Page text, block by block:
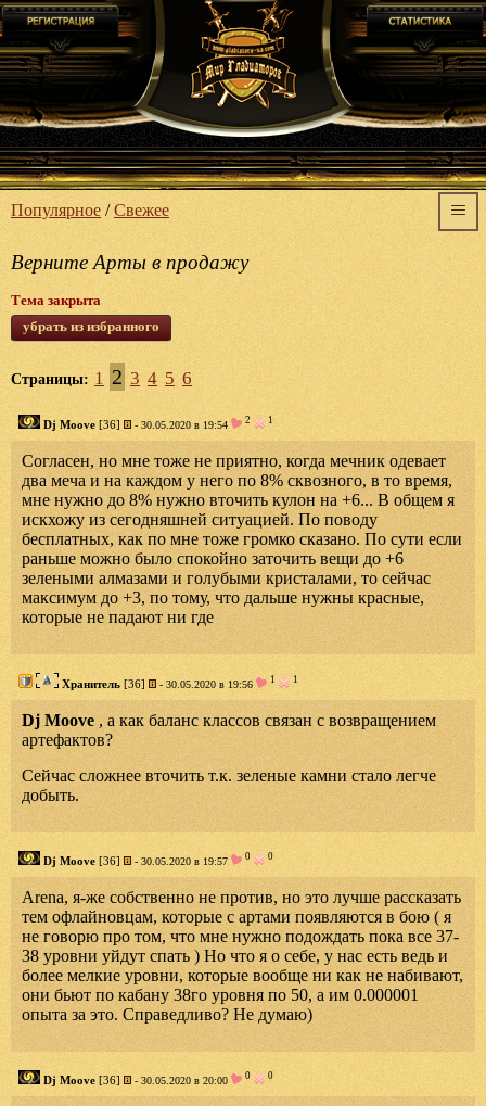
Популярное /Свежее
Верните Арты в продажу
Тема закрыта
убрать из избранного
Страницы: 1 2 3 4 5 6
Dj Moove [36] - 30.05.2020 в 19:54 2 1
Согласен, но мне тоже не приятно, когда мечник одевает
два меча и на каждом у него по 8% сквозного, в то время,
мне нужно до 8% нужно вточить кулон на +6... В общем я
искхожу из сегодняшней ситуацией. По поводу
бесплатных, как по мне тоже громко сказано. По сути если
раньше можно было спокойно заточить вещи до +6
зелеными алмазами и голубыми кристалами, то сейчас
максимум до +3, по тому, что дальше нужны красные,
которые не падают ни где
Хранитель [36] - 30.05.2020 в 19:56 1 1
Dj Moove , а как баланс классов связан с возвращением
артефактов?
Сейчас сложнее вточить т.к. зеленые камни стало легче
добыть.
Dj Moove [36] - 30.05.2020 в 19:57 0 0
Arena, я-же собственно не против, но это лучше рассказать
тем офлайновцам, которые с артами появляются в бою ( я
не говорю про том, что мне нужно подождать пока все 37-
38 уровни уйдут спать ) Но что я о себе, у нас есть ведь и
более мелкие уровни, которые вообще ни как не набивают,
они бьют по кабану 38го уровня по 50, а им 0.000001
опыта за это. Справедливо? Не думаю)
Dj Moove [36] - 30.05.2020 в 20:00 0 0